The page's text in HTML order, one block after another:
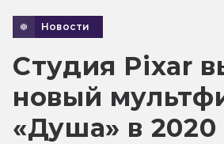
Новости
Студия Pixar
новый
«Душа» в 2020